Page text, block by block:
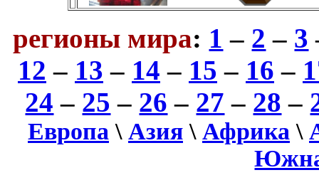
регионы мира: 1 – 2 – 3
12 – 13 – 14 – 15 – 16 –
24 – 25 – 26 – 27 – 28 –
Европа \ Азия \ Африка \